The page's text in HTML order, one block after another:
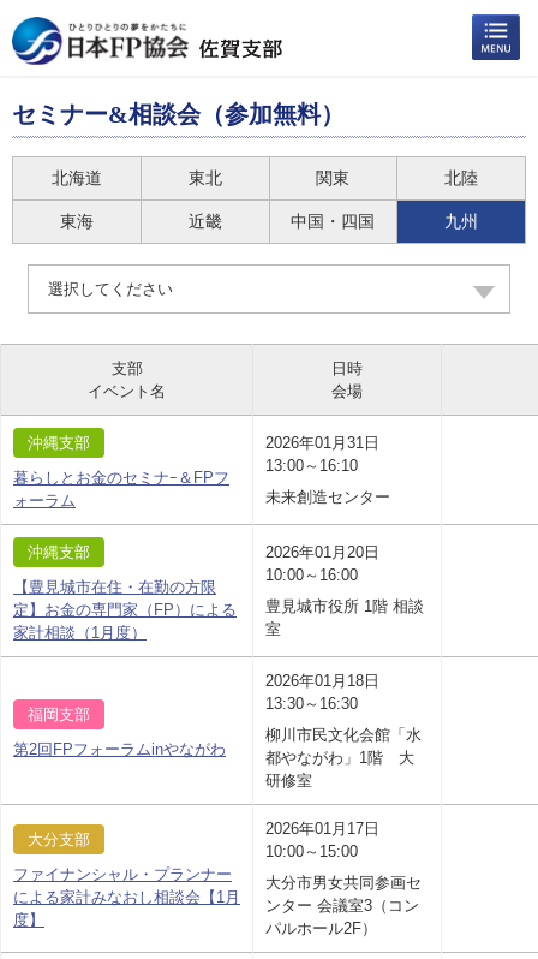
セミナー&相談会（参加無料）
北海道 東北 関東 北陸
東海 近畿 中国・四国 九州
選択してください
支部
イベント名
日時
会場
沖縄支部
暮らしとお金のセミナｰ＆FPフ
ォーラム
2026年01月31日
13:00～16:10
未来創造センター
沖縄支部
【豊見城市在住・在勤の方限
定】お金の専門家（FP）による
家計相談（1月度）
2026年01月20日
10:00～16:00
豊見城市役所 1階 相談
室
福岡支部
第2回FPフォーラムinやながわ
2026年01月18日
13:30～16:30
柳川市民文化会館「水
都やながわ」1階 大
研修室
大分支部
ファイナンシャル・プランナー
による家計みなおし相談会【1月
度】
2026年01月17日
10:00～15:00
大分市男女共同参画セ
ンター 会議室3（コン
パルホール2F）